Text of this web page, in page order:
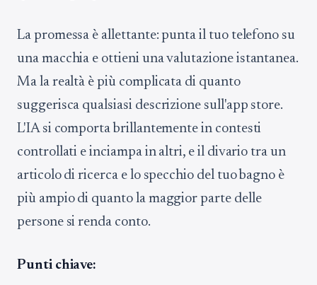
La promessa è allettante: punta il tuo telefono su
una macchia e ottieni una valutazione istantanea.
Ma la realtà è più complicata di quanto
suggerisca qualsiasi descrizione sull'app store.
L'IA si comporta brillantemente in contesti
controllati e inciampa in altri, e il divario tra un
articolo di ricerca e lo specchio del tuo bagno è
più ampio di quanto la maggior parte delle
persone si renda conto.
Punti chiave: